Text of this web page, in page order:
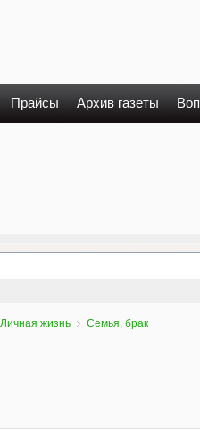
Прайсы Архив газеты
Личная жизнь Семья, брак